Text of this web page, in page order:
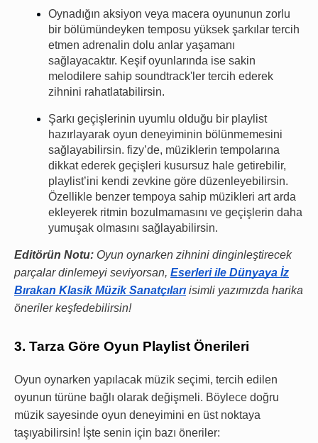
Oynadığın aksiyon veya macera oyununun zorlu
bir bölümündeyken temposu yüksek şarkılar tercih
etmen adrenalin dolu anlar yaşamanı
sağlayacaktır. Keşif oyunlarında ise sakin
melodilere sahip soundtrack'ler tercih ederek
zihnini rahatlatabilirsin.
Şarkı geçişlerinin uyumlu olduğu bir playlist
hazırlayarak oyun deneyiminin bölünmemesini
sağlayabilirsin. fizy’de, müziklerin tempolarına
dikkat ederek geçişleri kusursuz hale getirebilir,
playlist’ini kendi zevkine göre düzenleyebilirsin.
Özellikle benzer tempoya sahip müzikleri art arda
ekleyerek ritmin bozulmamasını ve geçişlerin daha
yumuşak olmasını sağlayabilirsin.
Editörün Notu: Oyun oynarken zihnini dinginleştirecek
parçalar dinlemeyi seviyorsan, Eserleri ile Dünyaya İz
Bırakan Klasik Müzik Sanatçıları isimli yazımızda harika
öneriler keşfedebilirsin!
3. Tarza Göre Oyun Playlist Önerileri
Oyun oynarken yapılacak müzik seçimi, tercih edilen
oyunun türüne bağlı olarak değişmeli. Böylece doğru
müzik sayesinde oyun deneyimini en üst noktaya
taşıyabilirsin! İşte senin için bazı öneriler: